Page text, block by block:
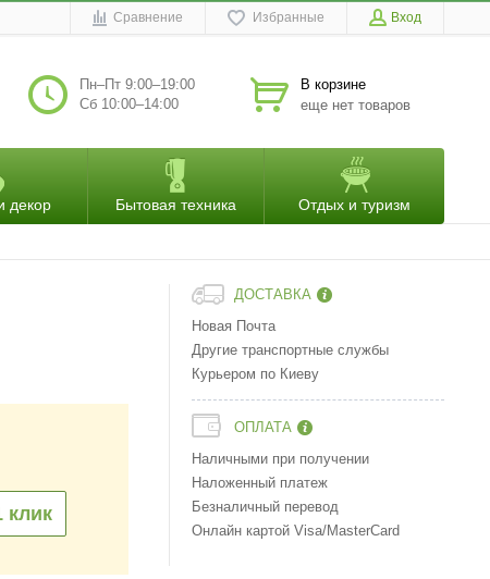
Сравнение Избранные Вход
Пн–Пт 9:00–19:00
Сб 10:00–14:00
В корзине
еще нет товаров
декор Бытовая техника Отдых и туризм
ДОСТАВКА
Новая Почта
Другие транспортные службы
Курьером по Киеву
ОПЛАТА
Наличными при получении
Наложенный платеж
Безналичный перевод
Онлайн картой Visa/MasterCard
клик